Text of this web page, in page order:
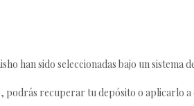
han sido seleccionadas bajo un
podrás recuperar tu depósito o aplicarlo